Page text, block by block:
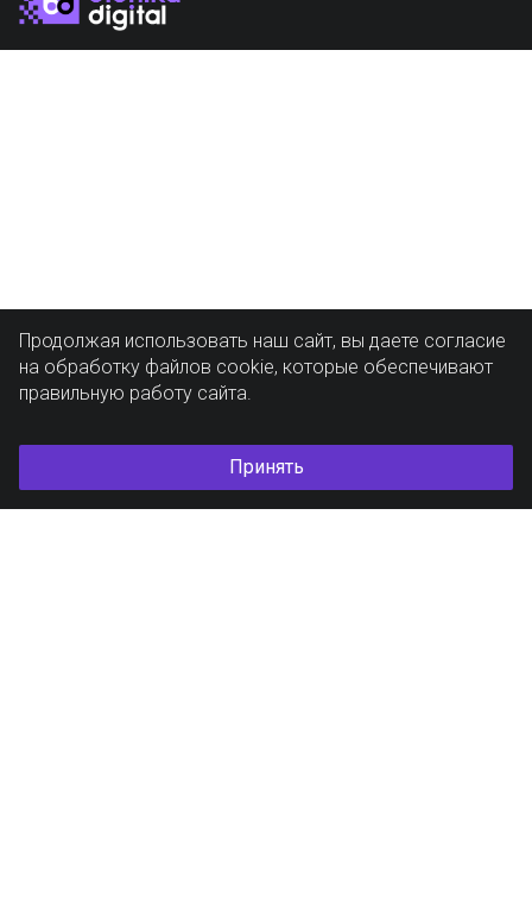
Продолжая использовать наш сайт, вы даете согласие
на обработку файлов cookie, которые обеспечивают
правильную работу сайта.
Принять